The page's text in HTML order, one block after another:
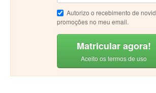
Autorizo o recebimento de
promoções no meu email.
Matricular agora!
Aceito os termos de uso